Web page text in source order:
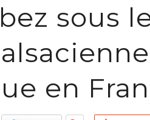
Voyage
Multimédia
Technologie
Art
sous
en